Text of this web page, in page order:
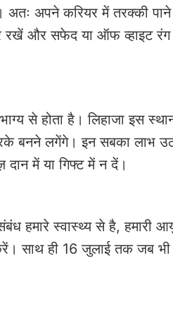
अपने करियर में तरक्की
और सफेद या ऑफ व्हाइट रंग
से होता है। लिहाजा इस
बनने लगेंगे। इन सबका लाभ
में या गिफ्ट में न दें।
हमारे स्वास्थ्य से है, हमारी
साथ ही 16 जुलाई तक जब भी